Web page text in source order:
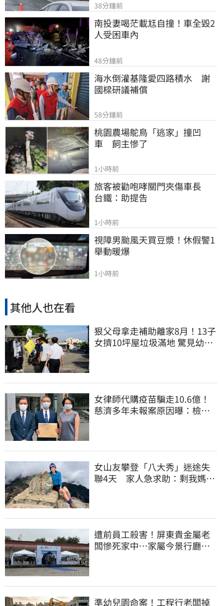
38分鐘前
南投妻喝茫載尪自撞！車全毀2
人受困車內
48分鐘前
海水倒灌基隆愛四路積水　謝
國樑研議補償
58分鐘前
桃園農場鴕鳥「逃家」撞凹
車　飼主慘了
1小時前
旅客被勸咆哮關門夾傷車長
台鐵：助提告
1小時前
視障男颱風天買豆漿！休假警1
舉動暖爆
1小時前
其他人也在看
狠父母拿走補助離家8月！13子
女擠10坪屋垃圾滿地 驚見幼童
女律師代購疫苗騙走10.6億！
慈濟多年未報案原因曝：檢警
女山友攀登「八大秀」迷途失
聯4天 家人急求助：剩我媽還
遭前員工殺害！屏東貴金屬老
闆慘死家中…家屬今景行廳低
準幼兒園命案！工程行老闆掉